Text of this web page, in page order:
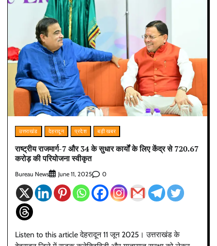
उत्तराखंड देहरादून प्रदेश बड़ी खबर
राष्ट्रीय राजमार्ग-7 और 34 के सुधार कार्यों के लिए केंद्र से 720.67
करोड़ की परियोजना स्वीकृत
Bureau News June 11, 2025 0
Listen to this article देहरादून 11 जून 2025। उत्तराखंड के